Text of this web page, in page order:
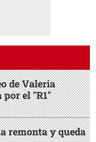
de Valeria
por el "R1"
remonta y queda